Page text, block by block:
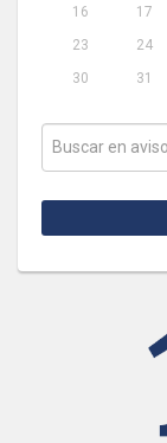
16
17
23
24
30
31